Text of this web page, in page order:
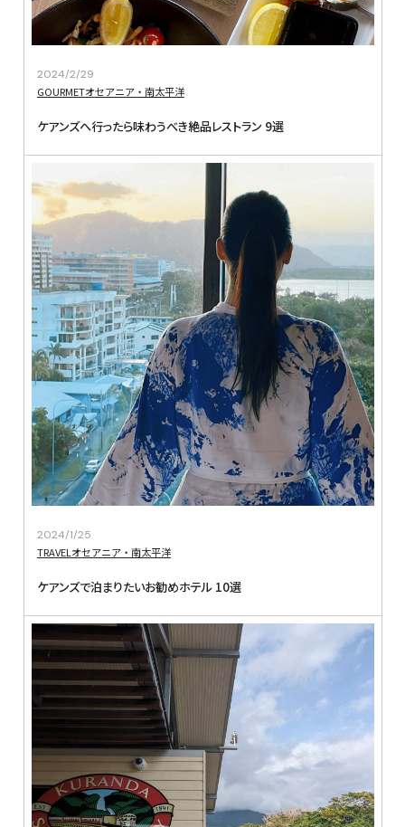
2024/2/29
GOURMETオセアニア・南太平洋
ケアンズへ行ったら味わうべき絶品レストラン 9選
2024/1/25
TRAVELオセアニア・南太平洋
ケアンズで泊まりたいお勧めホテル 10選